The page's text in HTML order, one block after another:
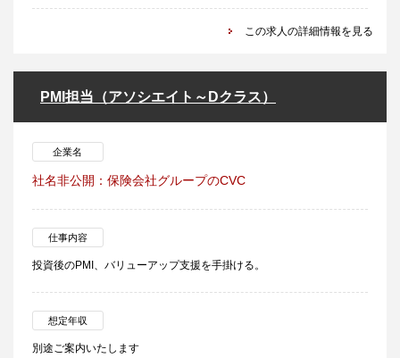
この求人の詳細情報を見る
PMI担当（アソシエイト～Dクラス）
企業名
社名非公開：保険会社グループのCVC
仕事内容
投資後のPMI、バリューアップ支援を手掛ける。
想定年収
別途ご案内いたします